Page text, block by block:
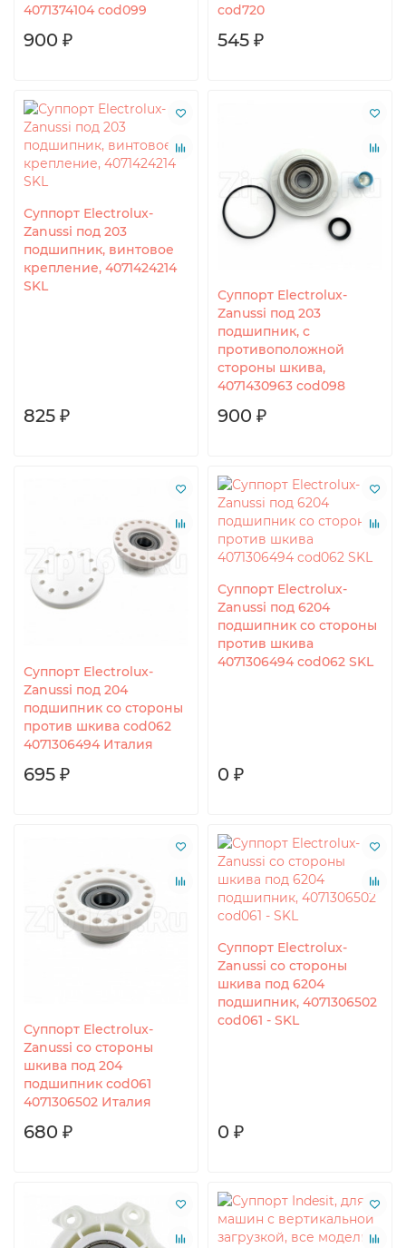
4071374104 cod099
900 ₽
cod720
545 ₽
Суппорт Electrolux-
Zanussi под 203
подшипник, винтовое
крепление, 4071424214
SKL
825 ₽
Суппорт Electrolux-
Zanussi под 203
подшипник, с
противоположной
стороны шкива,
4071430963 cod098
900 ₽
Суппорт Electrolux-
Zanussi под 204
подшипник со стороны
против шкива cod062
4071306494 Италия
695 ₽
Суппорт Electrolux-
Zanussi под 6204
подшипник со стороны
против шкива
4071306494 cod062 SKL
0 ₽
Суппорт Electrolux-
Zanussi со стороны
шкива под 204
подшипник cod061
4071306502 Италия
680 ₽
Суппорт Electrolux-
Zanussi со стороны
шкива под 6204
подшипник, 4071306502
cod061 - SKL
0 ₽